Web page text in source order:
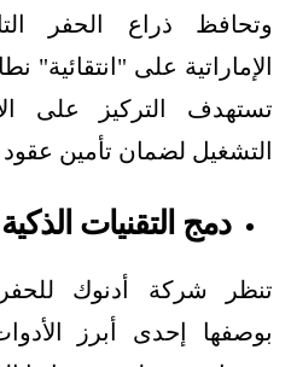
وتحافظ ذراع الحفر
الإماراتية على "انتقائية"
تستهدف التركيز على
التشغيل لضمان تأمين عقود
دمج التقنيات الذكية
تنظر شركة أدنوك للحفر
بوصفها إحدى أبرز